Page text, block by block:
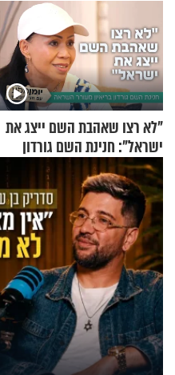
"לא רצו שאהבת השם ייצג את
ישראל": חנינת השם גורדון
בריאיון מעורר השראה